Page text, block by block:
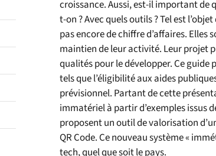
croissance. Aussi, est-il important
t-on ? Avec quels outils ? Tel est
pas encore de chiffre d’affaires.
maintien de leur activité. Leur projet
qualités pour le développer. Ce
tels que l’éligibilité aux aides
prévisionnel. Partant de cette
immatériel à partir d’exemples issus
proposent un outil de valorisation
QR Code. Ce nouveau système «
tech, quel que soit le pays.